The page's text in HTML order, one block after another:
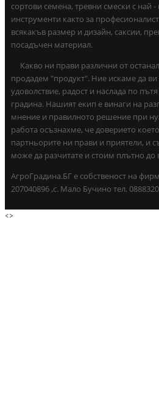
сортови семена, тревни смески с най
инструменти както за
всякакъв размер и дизайн, саксии,
посадъчен материал.
Какво ни прави различни от
продадем "продукт". Ние искаме да
удоволствие, радост и наслада по
градина. Нашият екип е винаги на
мнение и правилното решение при
работа осъзнахме, че доверието
партньорите ни прави и приятели, и
може да разчитате и стоим плътно до
АгроГрадина.БГ е собственост на
207040896 ,с. Мало Бучино тел.
<>